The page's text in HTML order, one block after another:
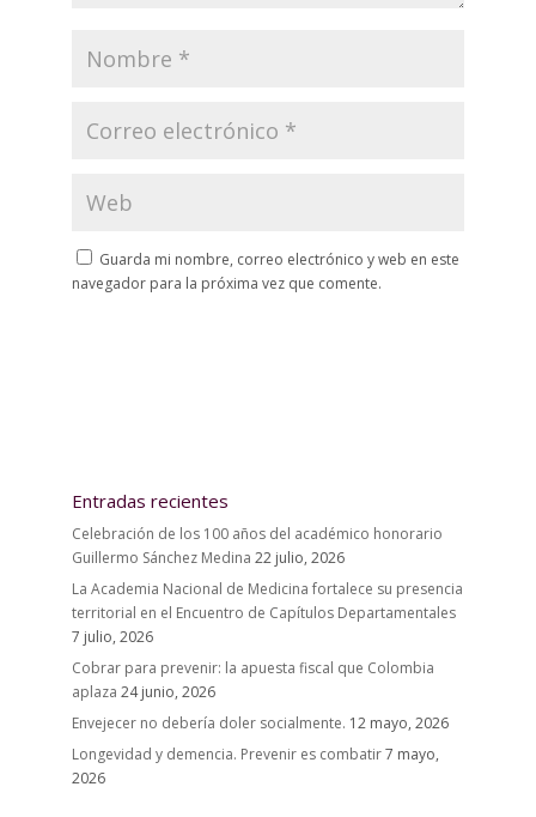
Guarda mi nombre, correo electrónico y web en este
navegador para la próxima vez que comente.
Entradas recientes
Celebración de los 100 años del académico honorario
Guillermo Sánchez Medina 22 julio, 2026
La Academia Nacional de Medicina fortalece su presencia
territorial en el Encuentro de Capítulos Departamentales
7 julio, 2026
Cobrar para prevenir: la apuesta fiscal que Colombia
aplaza 24 junio, 2026
Envejecer no debería doler socialmente. 12 mayo, 2026
Longevidad y demencia. Prevenir es combatir7 mayo,
2026